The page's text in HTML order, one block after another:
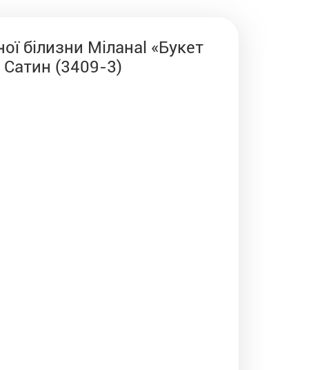
білизни Міланаl «Букет
(3409-3)